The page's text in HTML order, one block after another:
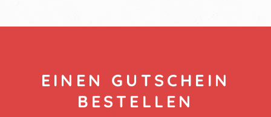
EINEN GUTSCHEIN
BESTELLEN